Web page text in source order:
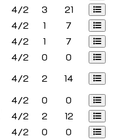
4/2 3
21
4/2 1
7
4/2 1
7
4/2 0
0
4/2 2
14
4/2 0
0
4/2 2
12
4/2 0
0